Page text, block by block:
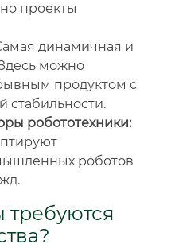
проекты
динамичная и
можно
продуктом с
стабильности.
робототехники:
роботов
требуются